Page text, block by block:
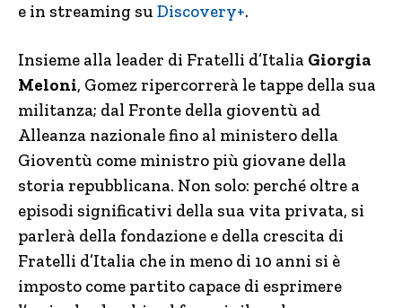
e in streaming su Discovery+.
Insieme alla leader di Fratelli d’Italia Giorgia
Meloni, Gomez ripercorrerà le tappe della sua
militanza; dal Fronte della gioventù ad
Alleanza nazionale fino al ministero della
Gioventù come ministro più giovane della
storia repubblicana. Non solo: perché oltre a
episodi significativi della sua vita privata, si
parlerà della fondazione e della crescita di
Fratelli d’Italia che in meno di 10 anni si è
imposto come partito capace di esprimere